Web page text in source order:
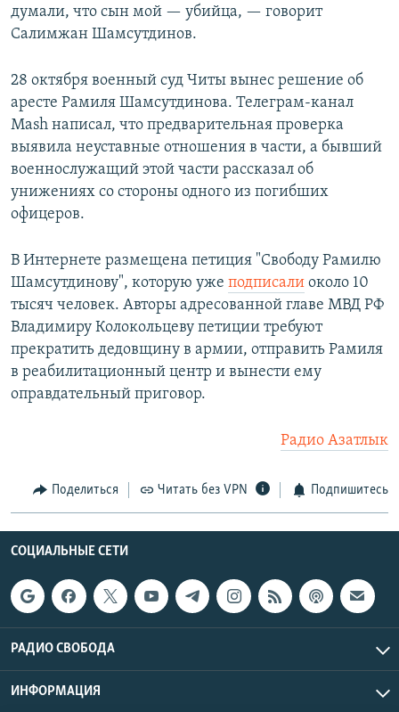
думали, что сын мой — убийца, — говорит
Салимжан Шамсутдинов.
28 октября военный суд Читы вынес решение об
аресте Рамиля Шамсутдинова. Телеграм-канал
Mash написал, что предварительная проверка
выявила неуставные отношения в части, а бывший
военнослужащий этой части рассказал об
унижениях со стороны одного из погибших
офицеров.
В Интернете размещена петиция "Свободу Рамилю
Шамсутдинову", которую уже подписали около 10
тысяч человек. Авторы адресованной главе МВД РФ
Владимиру Колокольцеву петиции требуют
прекратить дедовщину в армии, отправить Рамиля
в реабилитационный центр и вынести ему
оправдательный приговор.
Радио Азатлык
Поделиться Читать без VPN Подпишитесь
СОЦИАЛЬНЫЕ СЕТИ
РАДИО СВОБОДА
ИНФОРМАЦИЯ